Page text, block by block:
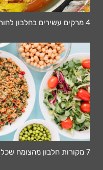
4 מרקים עשירים בחלבון לחורף (שהם ארוחה שלמה בסיר אחד!)
7 מקורות חלבון מהצומח שכל אחד צריך להכיר